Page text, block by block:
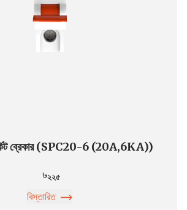
ব্রেকার (SPC20-6 (20A,6KA))
২২৫
বিস্তারিত